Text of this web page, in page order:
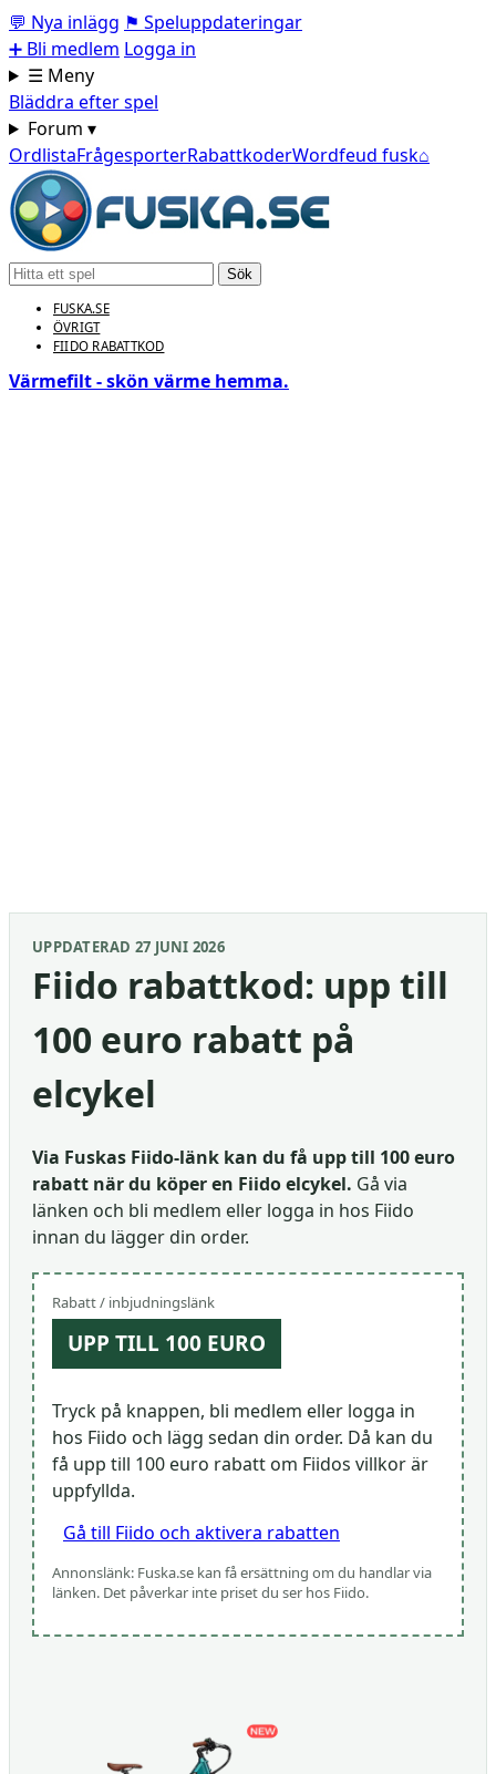
💬 Nya inlägg ⚑ Speluppdateringar
➕ Bli medlem Logga in
☰ Meny
Bläddra efter spel
Forum ▾
OrdlistaFrågesporterRabattkoderWordfeud fusk⌂
Sök
FUSKA.SE
ÖVRIGT
FIIDO RABATTKOD
Värmefilt - skön värme hemma.
UPPDATERAD 27 JUNI 2026
Fiido rabattkod: upp till
100 euro rabatt på
elcykel
Via Fuskas Fiido-länk kan du få upp till 100 euro
rabatt när du köper en Fiido elcykel. Gå via
länken och bli medlem eller logga in hos Fiido
innan du lägger din order.
Rabatt / inbjudningslänk
UPP TILL 100 EURO
Tryck på knappen, bli medlem eller logga in
hos Fiido och lägg sedan din order. Då kan du
få upp till 100 euro rabatt om Fiidos villkor är
uppfyllda.
Gå till Fiido och aktivera rabatten
Annonslänk: Fuska.se kan få ersättning om du handlar via
länken. Det påverkar inte priset du ser hos Fiido.